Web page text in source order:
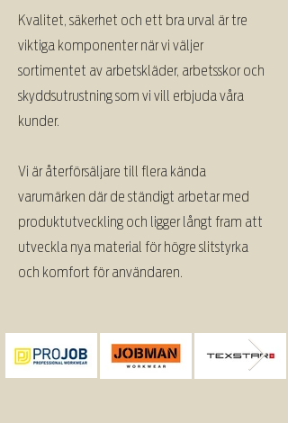
Kvalitet, säkerhet och ett bra urval är tre
viktiga komponenter när vi väljer
sortimentet av arbetskläder, arbetsskor och
skyddsutrustning som vi vill erbjuda våra
kunder.
Vi är återförsäljare till flera kända
varumärken där de ständigt arbetar med
produktutveckling och ligger långt fram att
utveckla nya material för högre slitstyrka
och komfort för användaren.